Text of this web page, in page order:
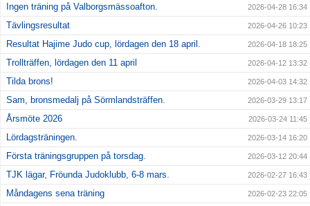
Ingen träning på Valborgsmässoafton. 2026-04-28 16:34
Tävlingsresultat 2026-04-26 10:23
Resultat Hajime Judo cup, lördagen den 18 april. 2026-04-18 18:25
Trollträffen, lördagen den 11 april 2026-04-12 13:32
Tilda brons! 2026-04-03 14:32
Sam, bronsmedalj på Sörmlandsträffen. 2026-03-29 13:17
Årsmöte 2026 2026-03-24 11:45
Lördagsträningen. 2026-03-14 16:20
Första träningsgruppen på torsdag. 2026-03-12 20:44
TJK lägar, Fröunda Judoklubb, 6-8 mars. 2026-02-27 16:43
Måndagens sena träning 2026-02-23 22:05